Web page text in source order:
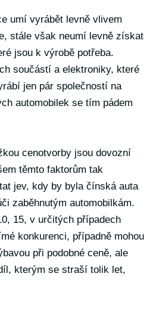
umí vyrábět levně vlivem
stále však neumí levně získat
jsou k výrobě potřeba.
součástí a elektroniky, které
jen pár společností na
automobilek se tím pádem
cenotvorby jsou dovozní
těmto faktorům tak
jev, kdy by byla čínská auta
zaběhnutým automobilkám.
15, v určitých případech
konkurenci, případně mohou
při podobné ceně, ale
kterým se straší tolik let,